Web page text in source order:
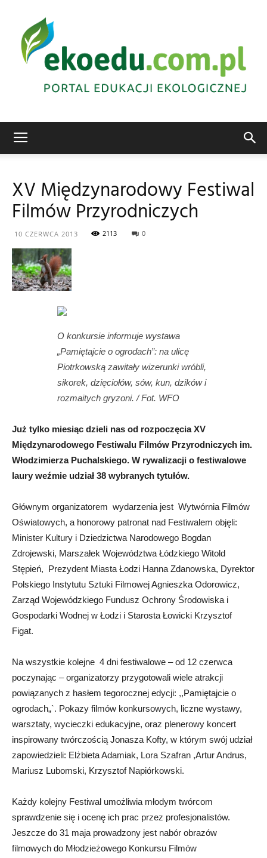
ekologiczna
XV Międzynarodowy Festiwal
Filmów Przyrodniczych
10 CZERWCA 2013 2113 0
O konkursie informuje wystawa
„Pamiętajcie o ogrodach”: na ulicę
Piotrkowską zawitały wizerunki wróbli,
sikorek, dzięciołów, sów, kun, dzików i
rozmaitych gryzoni. / Fot. WFO
Już tylko miesiąc dzieli nas od rozpoczęcia XV
Międzynarodowego Festiwalu Filmów Przyrodniczych im.
Włodzimierza Puchalskiego. W rywalizacji o festiwalowe
laury weźmie udział 38 wybranych tytułów.
Głównym organizatorem wydarzenia jest Wytwórnia Filmów
Oświatowych, a honorowy patronat nad Festiwalem objęli:
Minister Kultury i Dziedzictwa Narodowego Bogdan
Zdrojewski, Marszałek Województwa Łódzkiego Witold
Stępień, Prezydent Miasta Łodzi Hanna Zdanowska, Dyrektor
Polskiego Instytutu Sztuki Filmowej Agnieszka Odorowicz,
Zarząd Wojewódzkiego Fundusz Ochrony Środowiska i
Gospodarki Wodnej w Łodzi i Starosta Łowicki Krzysztof
Figat.
Na wszystkie kolejne 4 dni festiwalowe – od 12 czerwca
poczynając – organizatorzy przygotowali wiele atrakcji
powiązanych z hasłem tegorocznej edycji: ,,Pamiętajcie o
ogrodach„`. Pokazy filmów konkursowych, liczne wystawy,
warsztaty, wycieczki edukacyjne, oraz plenerowy koncert
inspirowany twórczością Jonasza Kofty, w którym swój udział
zapowiedzieli: Elżbieta Adamiak, Lora Szafran ,Artur Andrus,
Mariusz Lubomski, Krzysztof Napiórkowski.
Każdy kolejny Festiwal umożliwia młodym twórcom
sprawdzenie się i ocenę ich prac przez profesjonalistów.
Jeszcze do 31 maja prowadzony jest nabór obrazów
filmowych do Młodzieżowego Konkursu Filmów